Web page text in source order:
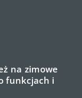
na zimowe
funkcjach i